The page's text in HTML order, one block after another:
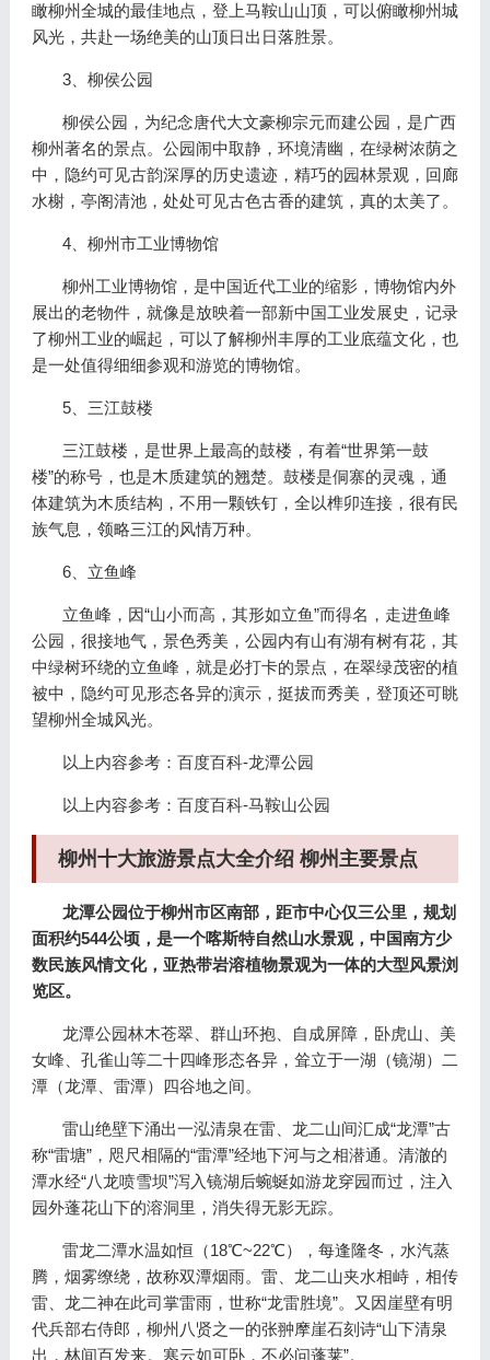
瞰柳州全城的最佳地点，登上马鞍山山顶，可以俯瞰柳州城
风光，共赴一场绝美的山顶日出日落胜景。
3、柳侯公园
柳侯公园，为纪念唐代大文豪柳宗元而建公园，是广西
柳州著名的景点。公园闹中取静，环境清幽，在绿树浓荫之
中，隐约可见古韵深厚的历史遗迹，精巧的园林景观，回廊
水榭，亭阁清池，处处可见古色古香的建筑，真的太美了。
4、柳州市工业博物馆
柳州工业博物馆，是中国近代工业的缩影，博物馆内外
展出的老物件，就像是放映着一部新中国工业发展史，记录
了柳州工业的崛起，可以了解柳州丰厚的工业底蕴文化，也
是一处值得细细参观和游览的博物馆。
5、三江鼓楼
三江鼓楼，是世界上最高的鼓楼，有着“世界第一鼓
楼”的称号，也是木质建筑的翘楚。鼓楼是侗寨的灵魂，通
体建筑为木质结构，不用一颗铁钉，全以榫卯连接，很有民
族气息，领略三江的风情万种。
6、立鱼峰
立鱼峰，因“山小而高，其形如立鱼”而得名，走进鱼峰
公园，很接地气，景色秀美，公园内有山有湖有树有花，其
中绿树环绕的立鱼峰，就是必打卡的景点，在翠绿茂密的植
被中，隐约可见形态各异的演示，挺拔而秀美，登顶还可眺
望柳州全城风光。
以上内容参考：百度百科-龙潭公园
以上内容参考：百度百科-马鞍山公园
柳州十大旅游景点大全介绍 柳州主要景点
龙潭公园位于柳州市区南部，距市中心仅三公里，规划
面积约544公顷，是一个喀斯特自然山水景观，中国南方少
数民族风情文化，亚热带岩溶植物景观为一体的大型风景浏
览区。
龙潭公园林木苍翠、群山环抱、自成屏障，卧虎山、美
女峰、孔雀山等二十四峰形态各异，耸立于一湖（镜湖）二
潭（龙潭、雷潭）四谷地之间。
雷山绝壁下涌出一泓清泉在雷、龙二山间汇成“龙潭”古
称“雷塘”，咫尺相隔的“雷潭”经地下河与之相潜通。清澈的
潭水经“八龙喷雪坝”泻入镜湖后蜿蜒如游龙穿园而过，注入
园外蓬花山下的溶洞里，消失得无影无踪。
雷龙二潭水温如恒（18℃~22℃），每逢隆冬，水汽蒸
腾，烟雾缭绕，故称双潭烟雨。雷、龙二山夹水相峙，相传
雷、龙二神在此司掌雷雨，世称“龙雷胜境”。又因崖壁有明
代兵部右侍郎，柳州八贤之一的张翀摩崖石刻诗“山下清泉
出，林间百发来。寒云如可卧，不必问蓬莱”。